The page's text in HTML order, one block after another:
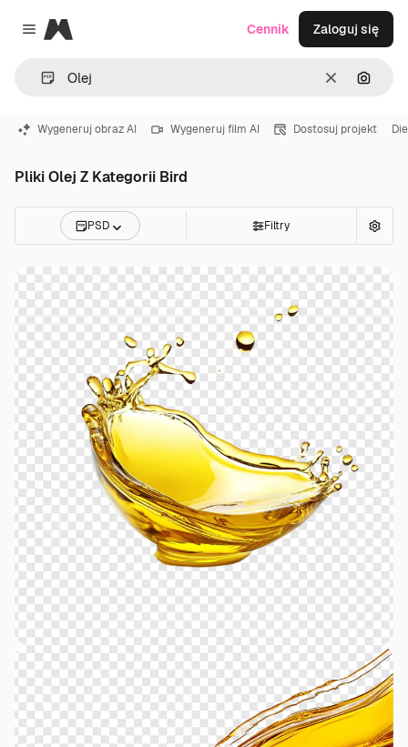
Close menu
Magnific
WyczyśćSzukaj
Cennik Zaloguj się
Wygeneruj obraz AI Wygeneruj film AI Dostosuj projekt
Pliki Olej Z Kategorii Bird
PSD Filtry